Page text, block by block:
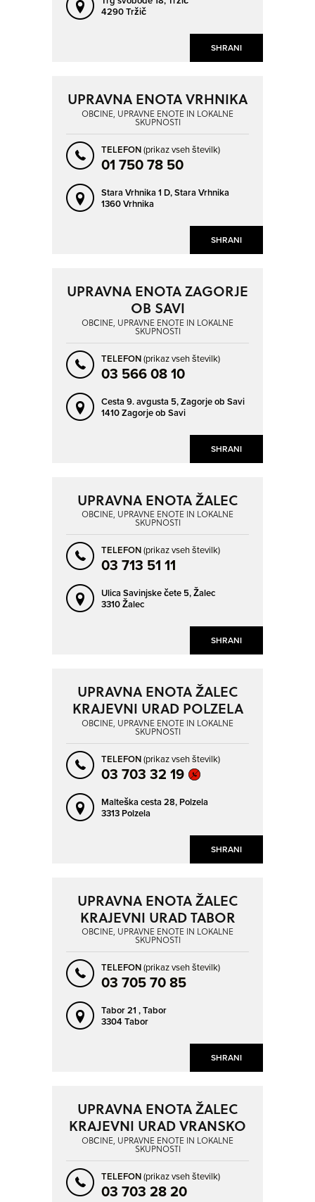
SHRANI
4290 Tržič
SHRANI
UPRAVNA ENOTA VRHNIKA
OBČINE, UPRAVNE ENOTE IN LOKALNE
SKUPNOSTI
TELEFON(prikaz vseh številk)
01 750 78 50
Stara Vrhnika 1 D,Stara Vrhnika
1360 Vrhnika
SHRANI
UPRAVNA ENOTA ZAGORJE
OB SAVI
OBČINE, UPRAVNE ENOTE IN LOKALNE
SKUPNOSTI
TELEFON(prikaz vseh številk)
03 566 08 10
Cesta 9. avgusta 5,Zagorje ob Savi
1410 Zagorje ob Savi
SHRANI
UPRAVNA ENOTA ŽALEC
OBČINE, UPRAVNE ENOTE IN LOKALNE
SKUPNOSTI
TELEFON(prikaz vseh številk)
03 713 51 11
Ulica Savinjske čete 5,Žalec
3310 Žalec
SHRANI
UPRAVNA ENOTA ŽALEC
KRAJEVNI URAD POLZELA
OBČINE, UPRAVNE ENOTE IN LOKALNE
SKUPNOSTI
TELEFON(prikaz vseh številk)
03 703 32 19
Malteška cesta 28, Polzela
3313 Polzela
SHRANI
UPRAVNA ENOTA ŽALEC
KRAJEVNI URAD TABOR
OBČINE, UPRAVNE ENOTE IN LOKALNE
SKUPNOSTI
TELEFON(prikaz vseh številk)
03 705 70 85
Tabor 21 ,Tabor
3304 Tabor
UPRAVNA ENOTA ŽALEC
KRAJEVNI URAD VRANSKO
OBČINE, UPRAVNE ENOTE IN LOKALNE
SKUPNOSTI
TELEFON(prikaz vseh številk)
03 703 28 20